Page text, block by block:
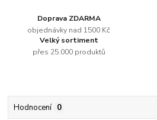
Doprava ZDARMA
objednávky nad 1500 Kč
Velký sortiment
přes 25.000 produktů
Hodnocení 0